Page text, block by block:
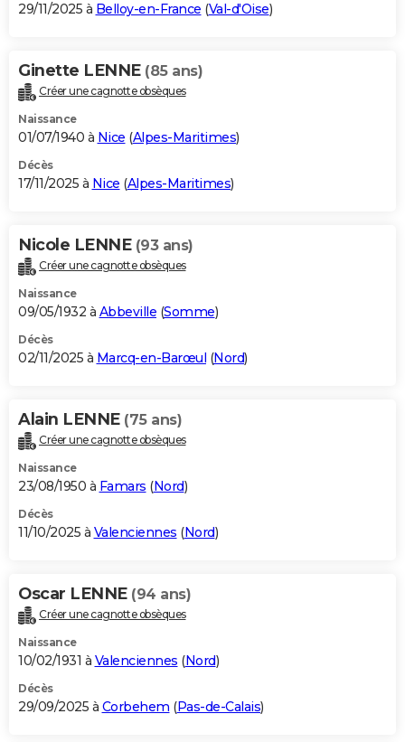
29/11/2025 à Belloy-en-France (Val-d'Oise)
Ginette LENNE (85 ans)
Créer une cagnotte obsèques
Naissance
01/07/1940 à Nice (Alpes-Maritimes)
Décès
17/11/2025 à Nice (Alpes-Maritimes)
Nicole LENNE (93 ans)
Créer une cagnotte obsèques
Naissance
09/05/1932 à Abbeville (Somme)
Décès
02/11/2025 à Marcq-en-Barœul (Nord)
Alain LENNE (75 ans)
Créer une cagnotte obsèques
Naissance
23/08/1950 à Famars (Nord)
Décès
11/10/2025 à Valenciennes (Nord)
Oscar LENNE (94 ans)
Créer une cagnotte obsèques
Naissance
10/02/1931 à Valenciennes (Nord)
Décès
29/09/2025 à Corbehem (Pas-de-Calais)